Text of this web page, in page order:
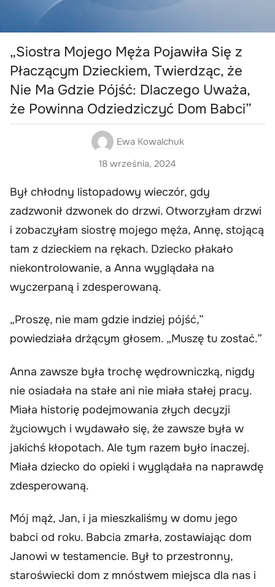
„Siostra Mojego Męża Pojawiła Się z
Płaczącym Dzieckiem, Twierdząc, że
Nie Ma Gdzie Pójść: Dlaczego Uważa,
że Powinna Odziedziczyć Dom Babci”
Ewa Kowalchuk
18 września, 2024
Był chłodny listopadowy wieczór, gdy
zadzwonił dzwonek do drzwi. Otworzyłam drzwi
i zobaczyłam siostrę mojego męża, Annę, stojącą
tam z dzieckiem na rękach. Dziecko płakało
niekontrolowanie, a Anna wyglądała na
wyczerpaną i zdesperowaną.
„Proszę, nie mam gdzie indziej pójść,”
powiedziała drżącym głosem. „Muszę tu zostać.”
Anna zawsze była trochę wędrowniczką, nigdy
nie osiadała na stałe ani nie miała stałej pracy.
Miała historię podejmowania złych decyzji
życiowych i wydawało się, że zawsze była w
jakichś kłopotach. Ale tym razem było inaczej.
Miała dziecko do opieki i wyglądała na naprawdę
zdesperowaną.
Mój mąż, Jan, i ja mieszkaliśmy w domu jego
babci od roku. Babcia zmarła, zostawiając dom
Janowi w testamencie. Był to przestronny,
staroświecki dom z mnóstwem miejsca dla nas i